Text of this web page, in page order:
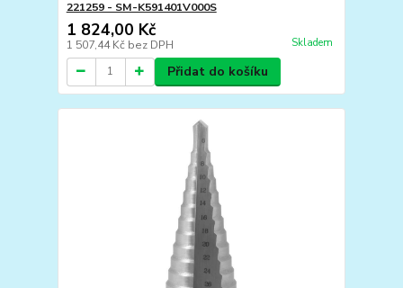
221259 - SM-K591401V000S
1 824,00 Kč
1 507,44 Kč bez DPH Skladem
Přidat do košíku